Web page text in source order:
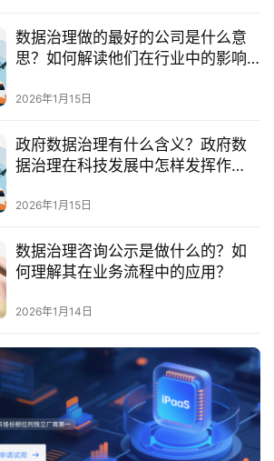
数据治理做的最好的公司是什么意
思？如何解读他们在行业中的影响
2026年1月15日
政府数据治理有什么含义？政府数
据治理在科技发展中怎样发挥作
2026年1月15日
数据治理咨询公示是做什么的？如
何理解其在业务流程中的应用？
2026年1月14日